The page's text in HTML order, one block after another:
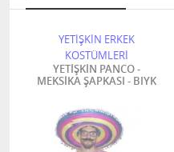
YETİŞKİN ERKEK
KOSTÜMLERİ
YETİŞKİN PANCO -
MEKSİKA ŞAPKASI - BIYK